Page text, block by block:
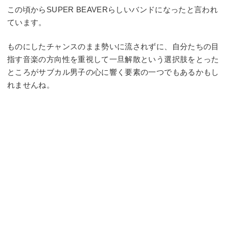
この頃からSUPER BEAVERらしいバンドになったと言われ
ています。
ものにしたチャンスのまま勢いに流されずに、自分たちの目
指す音楽の方向性を重視して一旦解散という選択肢をとった
ところがサブカル男子の心に響く要素の一つでもあるかもし
れませんね。